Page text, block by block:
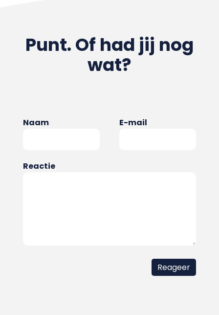
Punt. Of had jij nog
wat?
Naam E-mail
Reactie